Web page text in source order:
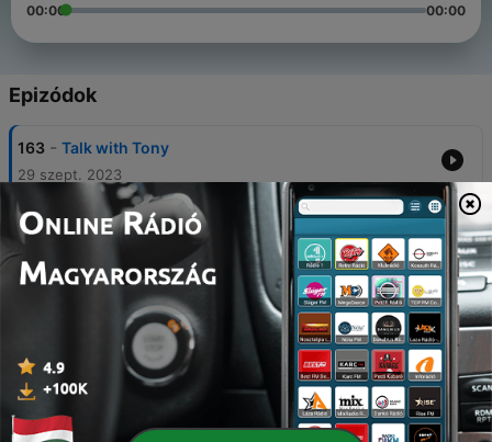
00:00 00:00
Epizódok
163 - Talk with Tony
29 szept. 2023
162 - Talk With Us EP3
04 nov. 2022
161 - #TalkWithUs EP2
160 - Talk With Us
08 jún. 2022
159 - HEY10 HEY10 HEY10